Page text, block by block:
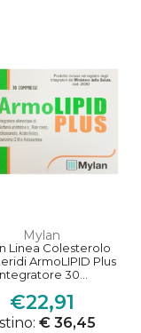
Mylan
Linea Colesterolo
ArmoLIPID Plus
30...
€22,91
€ 36,45